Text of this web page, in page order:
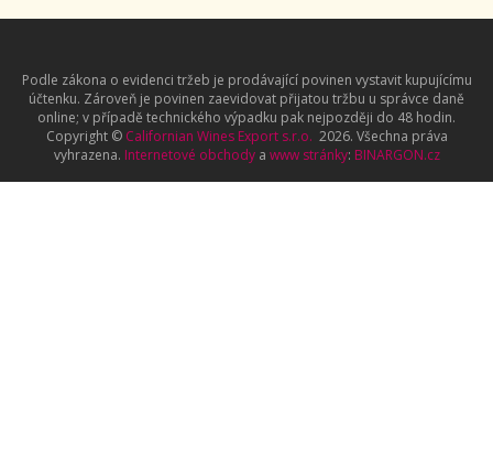
Podle zákona o evidenci tržeb je prodávající povinen vystavit kupujícímu
účtenku. Zároveň je povinen zaevidovat přijatou tržbu u správce daně
online; v případě technického výpadku pak nejpozději do 48 hodin.
Copyright © Californian Wines Export s.r.o. 2026. Všechna práva
vyhrazena. Internetové obchodya www stránky: BINARGON.cz